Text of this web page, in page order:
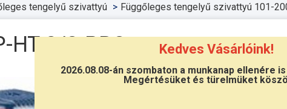
Kedves Vásárlóink!
2026.08.08-án szombaton a munkanap ellenére is
Megértésüket és türelmüket
tengelyű szivattyú Függőleges tengelyű szivattyú 101-
HT 8/3-PRO
Átvétel